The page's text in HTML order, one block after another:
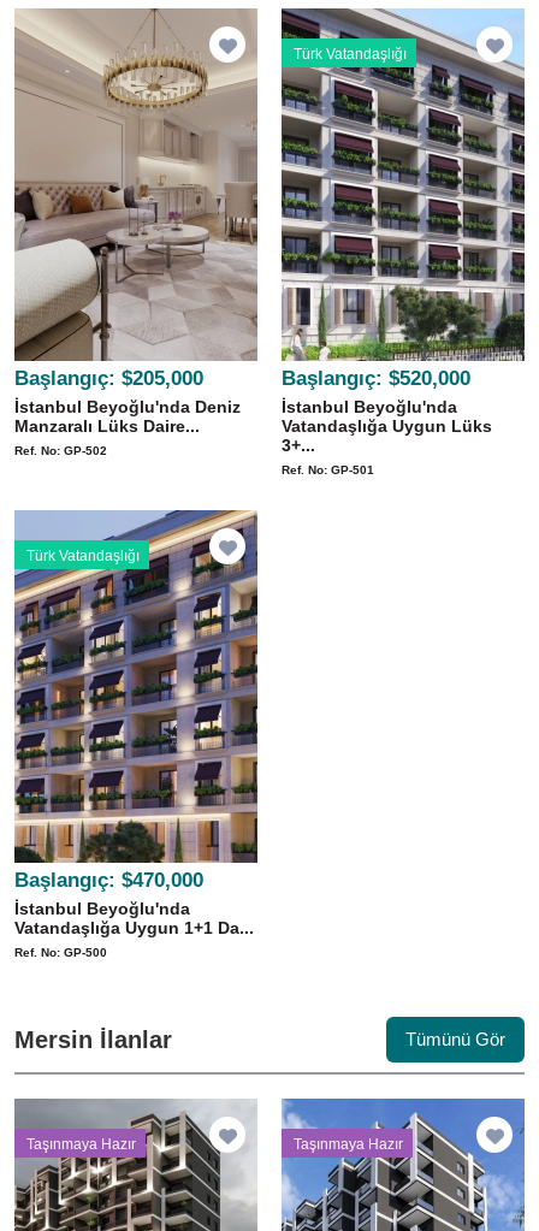
Başlangıç: $205,000
İstanbul Beyoğlu'nda Deniz
Manzaralı Lüks Daire...
Ref. No: GP-502
Türk Vatandaşlığı
Başlangıç: $520,000
İstanbul Beyoğlu'nda
Vatandaşlığa Uygun Lüks
3+...
Ref. No: GP-501
Türk Vatandaşlığı
Başlangıç: $470,000
İstanbul Beyoğlu'nda
Vatandaşlığa Uygun 1+1 Da...
Ref. No: GP-500
Mersin İlanlar Tümünü Gör
Taşınmaya Hazır Taşınmaya Hazır